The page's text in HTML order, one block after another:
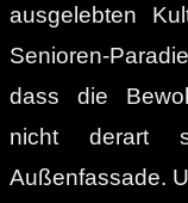
ausgelebten
Senioren-
dass die
nicht derart
Außenfassade.